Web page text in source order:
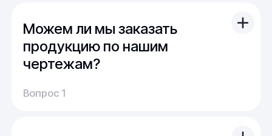
Можем ли мы заказать
продукцию по нашим
чертежам?
Вы можете отправить свой чертеж/проект
(в т.ч. примерный) с техническим заданием.
Вопрос 1